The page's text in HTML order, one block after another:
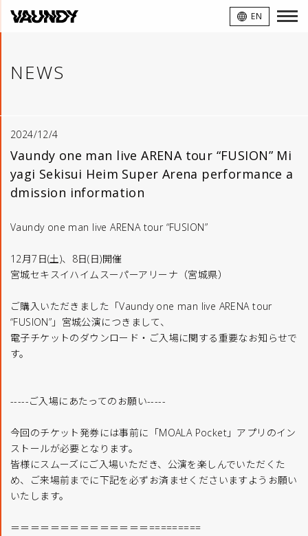
EN
NEWS
2024/12/4
Vaundy one man live ARENA tour “FUSION” Mi
yagi Sekisui Heim Super Arena performance a
dmission information
Vaundy one man live ARENA tour “FUSION”
12月7日(土)、8日(日)開催
宮城セキスイハイムスーパーアリーナ（宮城県）
ご購入いただきました「Vaundy one man live ARENA tour
“FUSION”」宮城公演につきまして、
電子チケットのダウンロード・ご入場に関する重要なお知らせで
す。
-----ご入場にあたってのお願い-----
今回のチケット発券には事前に「MOALA Pocket」アプリのイン
ストールが必要となります。
皆様にスムーズにご入場いただき、公演を楽しんでいただくた
め、ご来場前までに下記を必ずお済ませくださいますようお願い
いたします。
＝＝＝＝＝＝＝＝＝＝＝＝＝＝=========